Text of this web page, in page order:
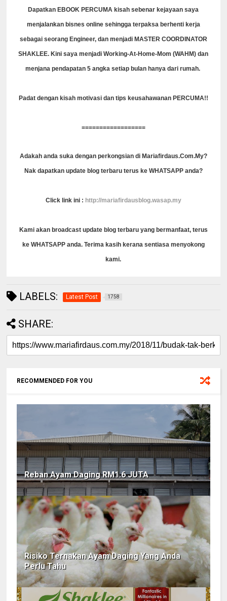
Dapatkan EBOOK PERCUMA kisah sebenar kejayaan saya
menjalankan bisnes online sehingga terpaksa berhenti kerja
sebagai seorang Engineer, dan menjadi MASTER COORDINATOR
SHAKLEE. Kini saya menjadi Working-At-Home-Mom (WAHM) dan
menjana pendapatan 5 angka setiap bulan hanya dari rumah.
Padat dengan kisah motivasi dan tips keusahawanan PERCUMA!!
==================
Adakah anda suka dengan perkongsian di Mariafirdaus.Com.My?
Nak dapatkan update blog terbaru terus ke WHATSAPP anda?
Click link ini : http://mariafirdausblog.wasap.my
Kami akan broadcast update blog terbaru yang bermanfaat, terus
ke WHATSAPP anda. Terima kasih kerana sentiasa menyokong
kami.
LABELS: Latest Post 1758
SHARE:
RECOMMENDED FOR YOU
Reban Ayam Daging RM1.6 JUTA
Risiko Ternakan Ayam Daging Yang Anda
Perlu Tahu